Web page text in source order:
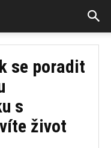
se poradit
s
život